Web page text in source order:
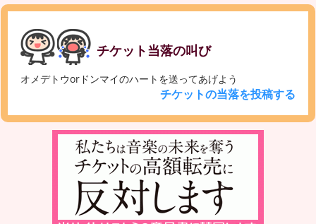
チケット当落の叫び
オメデトウorドンマイのハートを送ってあげよう
チケットの当落を投稿する